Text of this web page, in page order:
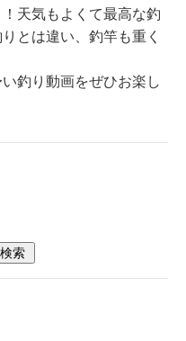
天気もよくて最高な釣
とは違い、釣竿も重く
釣り動画をぜひお楽し